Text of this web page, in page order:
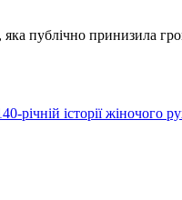
публічно принизила
річній історії жіночого